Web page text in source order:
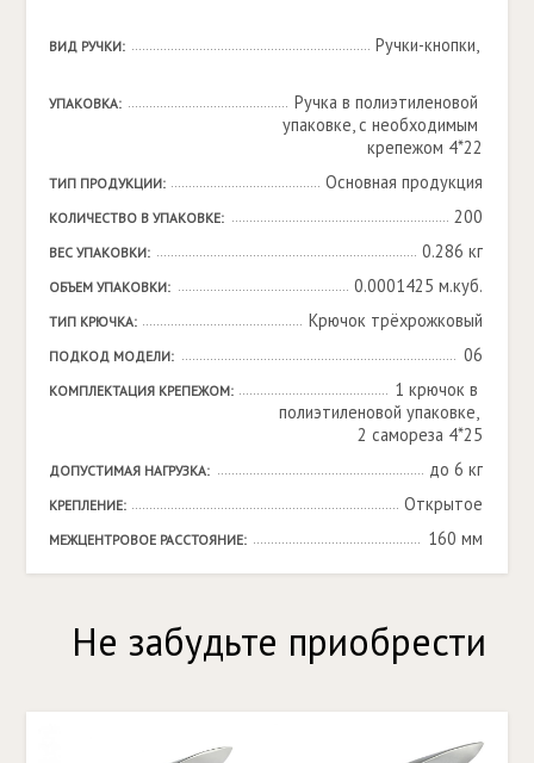
ВИД РУЧКИ: Ручки-кнопки,
УПАКОВКА:
Ручка в полиэтиленовой
упаковке, с необходимым
крепежом 4*22
ТИП ПРОДУКЦИИ: Основная продукция
КОЛИЧЕСТВО В УПАКОВКЕ: 200
ВЕС УПАКОВКИ: 0.286 кг
ОБЪЕМ УПАКОВКИ: 0.0001425 м.куб.
ТИП КРЮЧКА: Крючок трёхрожковый
ПОДКОД МОДЕЛИ: 06
КОМПЛЕКТАЦИЯ КРЕПЕЖОМ:
1 крючок в
полиэтиленовой упаковке,
2 самореза 4*25
ДОПУСТИМАЯ НАГРУЗКА: до 6 кг
КРЕПЛЕНИЕ: Открытое
МЕЖЦЕНТРОВОЕ РАССТОЯНИЕ: 160 мм
Не забудьте приобрести